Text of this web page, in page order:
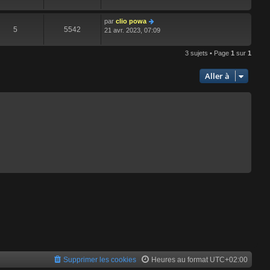
5 5542
par clio powa
21 avr. 2023, 07:09
3 sujets • Page 1 sur 1
Aller à
Heures au format UTC+02:00
Supprimer les cookies